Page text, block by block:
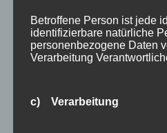
Traveller Review Award
Urlaub
Wintersport
Betroffene Person ist jede
identifizierbare natürliche
personenbezogene Daten
Verarbeitung
c) Verarbeitung